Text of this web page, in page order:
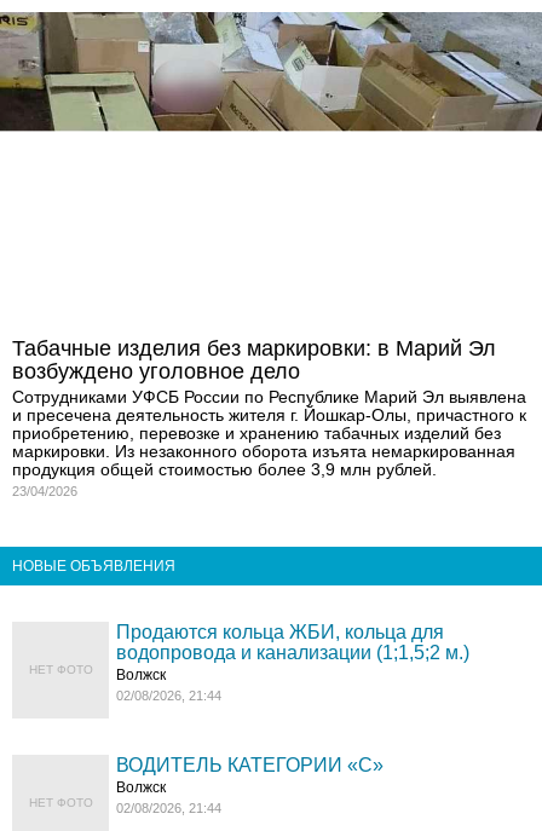
Табачные изделия без маркировки: в Марий Эл
возбуждено уголовное дело
Сотрудниками УФСБ России по Республике Марий Эл выявлена
и пресечена деятельность жителя г. Йошкар-Олы, причастного к
приобретению, перевозке и хранению табачных изделий без
маркировки. Из незаконного оборота изъята немаркированная
продукция общей стоимостью более 3,9 млн рублей.
23/04/2026
НОВЫЕ ОБЪЯВЛЕНИЯ
НЕТ ФОТО
Продаются кольца ЖБИ, кольца для
водопровода и канализации (1;1,5;2 м.)
Волжск
02/08/2026, 21:44
НЕТ ФОТО
ВОДИТЕЛЬ КАТЕГОРИИ «C»
Волжск
02/08/2026, 21:44